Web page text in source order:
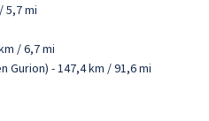
5,7 mi
/ 6,7 mi
Gurion) - 147,4 km / 91,6 mi